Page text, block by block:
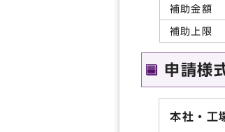
補助金額
補助上限
申請様
本社・工